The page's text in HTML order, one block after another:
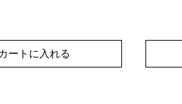
カートに入れる